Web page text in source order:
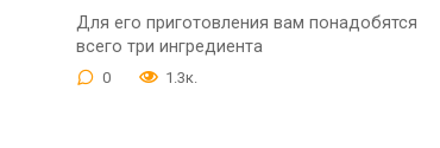
Для его приготовления вам понадобятся
всего три ингредиента
0 1.3к.